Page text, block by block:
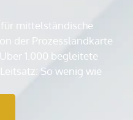
mittelständische
der Prozesslandkarte
1.000 begleitete
So wenig wie